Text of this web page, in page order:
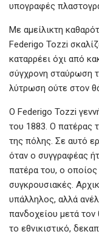
υπογραφές
Με αμείλικτη
Federigo Tozzi
καταρρέει όχι από
σύγχρονη σταύρωση
λύτρωση ούτε στον
O Federigo Tozzi
του 1883. Ο πατέρας
της πόλης. Σε αυτό
όταν ο συγγραφέας
πατέρα του, ο
συγκρουσιακές.
υπάλληλος, αλλά
πανδοχείου μετά
το εθνικιστικό,